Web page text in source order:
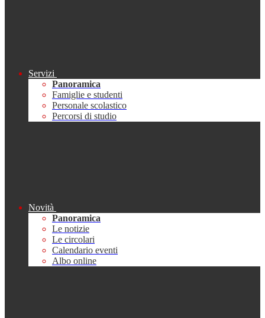
Servizi
Panoramica
Famiglie e studenti
Personale scolastico
Percorsi di studio
Novità
Panoramica
Le notizie
Le circolari
Calendario eventi
Albo online